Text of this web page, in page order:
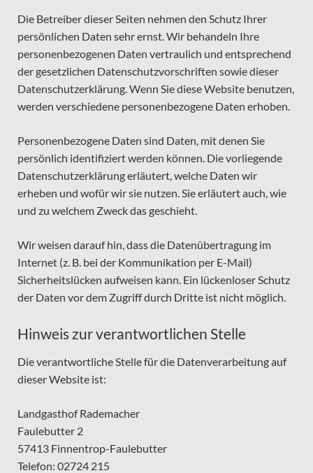
Die Betreiber dieser Seiten nehmen den Schutz Ihrer
persönlichen Daten sehr ernst. Wir behandeln Ihre
personenbezogenen Daten vertraulich und entsprechend
der gesetzlichen Datenschutzvorschriften sowie dieser
Datenschutzerklärung. Wenn Sie diese Website benutzen,
werden verschiedene personenbezogene Daten erhoben.
Personenbezogene Daten sind Daten, mit denen Sie
persönlich identifiziert werden können. Die vorliegende
Datenschutzerklärung erläutert, welche Daten wir
erheben und wofür wir sie nutzen. Sie erläutert auch, wie
und zu welchem Zweck das geschieht.
Wir weisen darauf hin, dass die Datenübertragung im
Internet (z. B. bei der Kommunikation per E-Mail)
Sicherheitslücken aufweisen kann. Ein lückenloser Schutz
der Daten vor dem Zugriff durch Dritte ist nicht möglich.
Hinweis zur verantwortlichen Stelle
Die verantwortliche Stelle für die Datenverarbeitung auf
dieser Website ist:
Landgasthof Rademacher
Faulebutter 2
57413 Finnentrop-Faulebutter
Telefon: 02724 215